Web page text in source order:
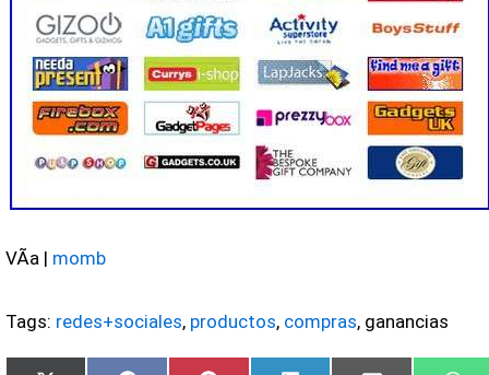
VÃ­a | momb
Tags: redes+sociales, productos, compras, ganancias